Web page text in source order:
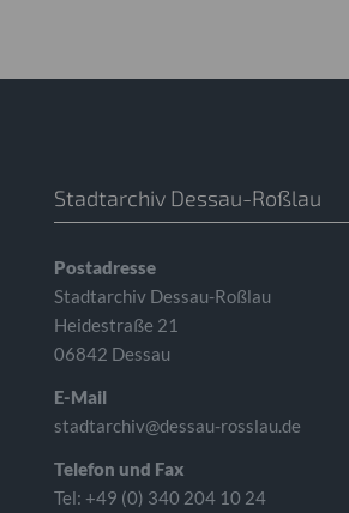
Stadtarchiv Dessau-Roßlau
Postadresse
Stadtarchiv Dessau-Roßlau
Heidestraße 21
06842 Dessau
E-Mail
stadtarchiv@dessau-rosslau.de
Telefon und Fax
Tel: +49 (0) 340 204 10 24